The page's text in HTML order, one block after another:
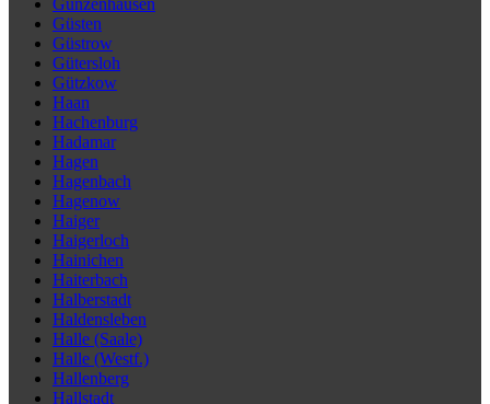
Gunzenhausen
Güsten
Güstrow
Gütersloh
Gützkow
Haan
Hachenburg
Hadamar
Hagen
Hagenbach
Hagenow
Haiger
Haigerloch
Hainichen
Haiterbach
Halberstadt
Haldensleben
Halle (Saale)
Halle (Westf.)
Hallenberg
Hallstadt